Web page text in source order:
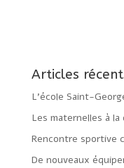
Articles
L’école Saint-
Les maternelles à
Rencontre sportive
De nouveaux